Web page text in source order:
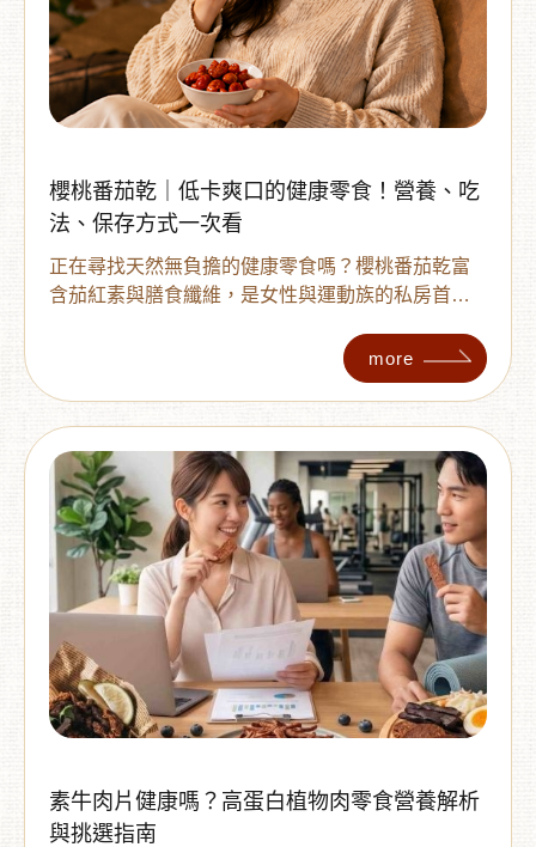
櫻桃番茄乾｜低卡爽口的健康零食！營養、吃
法、保存方式一次看
正在尋找天然無負擔的健康零食嗎？櫻桃番茄乾富
含茄紅素與膳食纖維，是女性與運動族的私房首
乾的 4 大指標，並分享從直接食用到入菜的創意吃
法與保存秘訣，讓你吃得營養又安心。
more
素牛肉片健康嗎？高蛋白植物肉零食營養解析
與挑選指南